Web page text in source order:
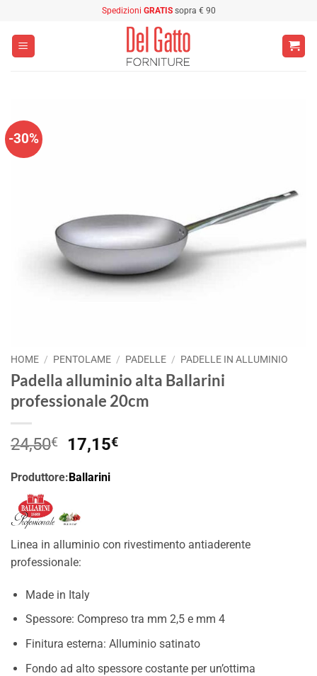
contenuti
Spedizioni GRATISsopra € 90
-30%
HOME / PENTOLAME / PADELLE / PADELLE IN ALLUMINIO
Padella alluminio alta Ballarini
professionale 20cm
24,50€
Il
originale
24,50€.
17,15€Il
Produttore:Ballarini
Linea in alluminio con rivestimento antiaderente
professionale:
Made in Italy
Spessore: Compreso tra mm 2,5 e mm 4
Finitura esterna: Alluminio satinato
Fondo ad alto spessore costante per un’ottima